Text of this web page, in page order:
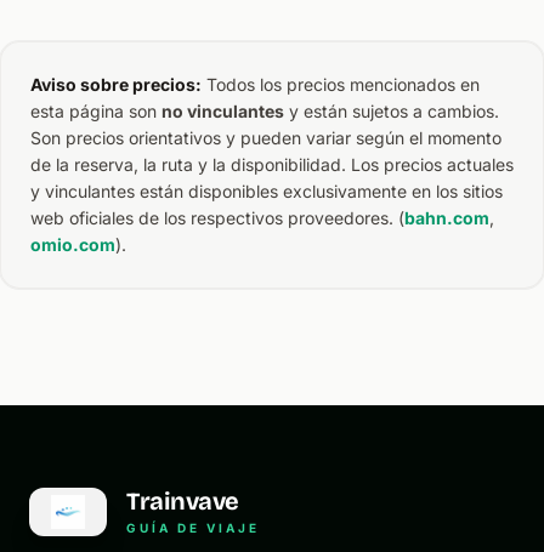
Aviso sobre precios: Todos los precios mencionados en
esta página son no vinculantes y están sujetos a cambios.
Son precios orientativos y pueden variar según el momento
de la reserva, la ruta y la disponibilidad. Los precios actuales
y vinculantes están disponibles exclusivamente en los sitios
web oficiales de los respectivos proveedores. (bahn.com,
omio.com).
Trainvave
GUÍA DE VIAJE